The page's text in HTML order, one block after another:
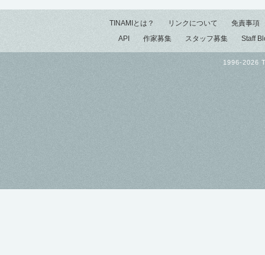
TINAMIとは？ リンクについて
免責事項
API
作家募集 スタッフ募集 Staff
1996-2026